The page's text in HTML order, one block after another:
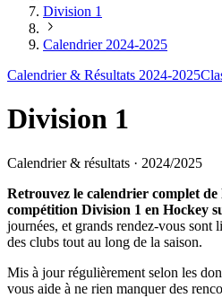
Division 1
Calendrier 2024-2025
Calendrier & Résultats 2024-2025
Division 1
Calendrier & résultats · 2024/2025
Retrouvez le calendrier complet de
compétition Division 1 en Hockey
journées, et grands rendez-vous sont
des clubs tout au long de la saison.
Mis à jour régulièrement selon les
vous aide à ne rien manquer des